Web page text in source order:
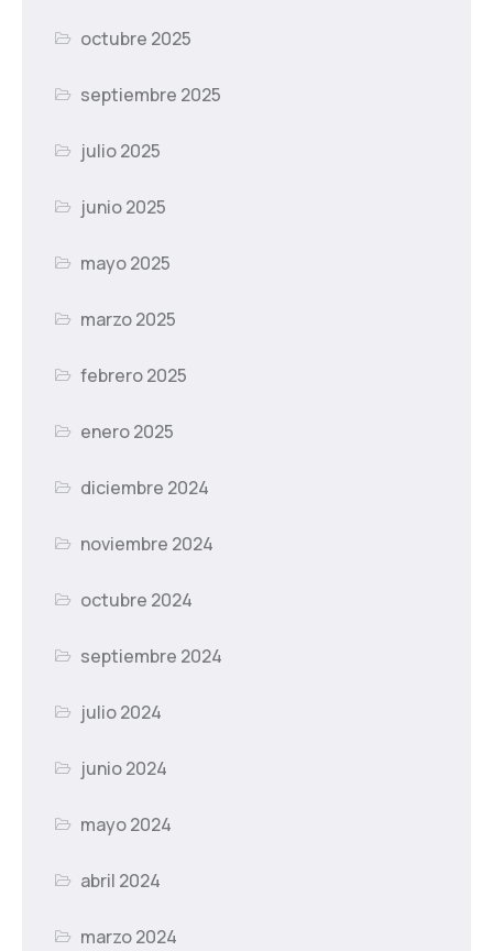
octubre 2025
septiembre 2025
julio 2025
junio 2025
mayo 2025
marzo 2025
febrero 2025
enero 2025
diciembre 2024
noviembre 2024
octubre 2024
septiembre 2024
julio 2024
junio 2024
mayo 2024
abril 2024
marzo 2024